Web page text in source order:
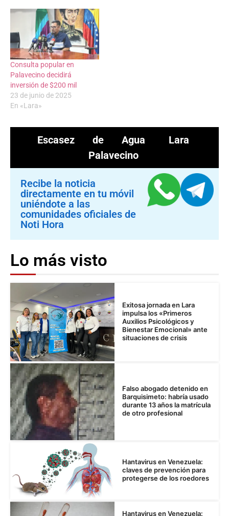
Consulta popular en
Palavecino decidirá
inversión de $200 mil
23 de junio de 2025
En «Lara»
Escasez de Agua
Lara
Palavecino
Recibe la noticia
directamente en tu móvil
uniéndote a las
comunidades oficiales de
Noti Hora
Lo más visto
Exitosa jornada en Lara
impulsa los «Primeros
Auxilios Psicológicos y
Bienestar Emocional» ante
situaciones de crisis
Falso abogado detenido en
Barquisimeto: habría usado
durante 13 años la matrícula
de otro profesional
Hantavirus en Venezuela:
claves de prevención para
protegerse de los roedores
Hantavirus en Venezuela: